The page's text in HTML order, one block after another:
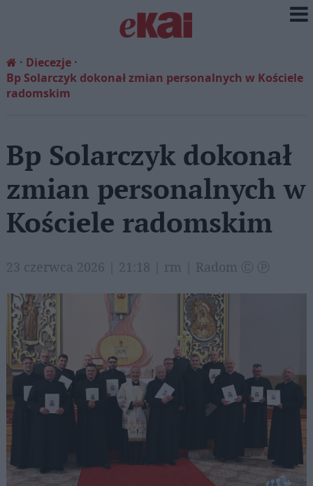
Diecezje
Bp Solarczyk dokonał zmian personalnych w Kościele
radomskim
Bp Solarczyk dokonał
zmian personalnych w
Kościele radomskim
23 czerwca 2026 | 21:18 | rm | Radom Ⓒ Ⓟ